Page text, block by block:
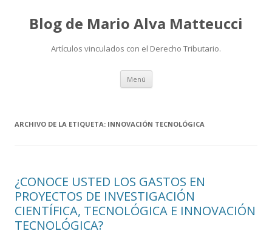
Blog de Mario Alva Matteucci
Artículos vinculados con el Derecho Tributario.
Menú Ir
contenido
ARCHIVO DE LA ETIQUETA: INNOVACIÓN TECNOLÓGICA
¿CONOCE USTED LOS GASTOS EN
PROYECTOS DE INVESTIGACIÓN
CIENTÍFICA, TECNOLÓGICA E INNOVACIÓN
TECNOLÓGICA?